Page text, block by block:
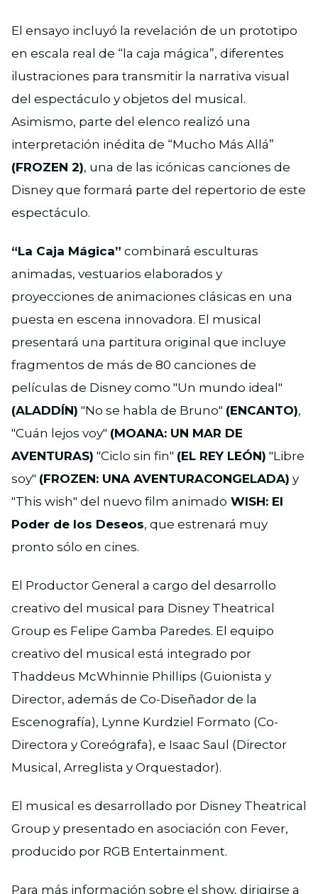
El ensayo incluyó la revelación de un prototipo
en escala real de “la caja mágica”, diferentes
ilustraciones para transmitir la narrativa visual
del espectáculo y objetos del musical.
Asimismo, parte del elenco realizó una
interpretación inédita de “Mucho Más Allá”
(FROZEN 2), una de las icónicas canciones de
Disney que formará parte del repertorio de este
espectáculo.
“La Caja Mágica” combinará esculturas
animadas, vestuarios elaborados y
proyecciones de animaciones clásicas en una
puesta en escena innovadora. El musical
presentará una partitura original que incluye
fragmentos de más de 80 canciones de
películas de Disney como "Un mundo ideal"
(ALADDÍN) "No se habla de Bruno" (ENCANTO),
"Cuán lejos voy" (MOANA: UN MAR DE
AVENTURAS) "Ciclo sin fin" (EL REY LEÓN) "Libre
soy" (FROZEN: UNA AVENTURACONGELADA) y
"This wish" del nuevo film animado WISH: El
Poder de los Deseos, que estrenará muy
pronto sólo en cines.
El Productor General a cargo del desarrollo
creativo del musical para Disney Theatrical
Group es Felipe Gamba Paredes. El equipo
creativo del musical está integrado por
Thaddeus McWhinnie Phillips (Guionista y
Director, además de Co-Diseñador de la
Escenografía), Lynne Kurdziel Formato (Co-
Directora y Coreógrafa), e Isaac Saul (Director
Musical, Arreglista y Orquestador).
El musical es desarrollado por Disney Theatrical
Group y presentado en asociación con Fever,
producido por RGB Entertainment.
Para más información sobre el show, dirigirse a